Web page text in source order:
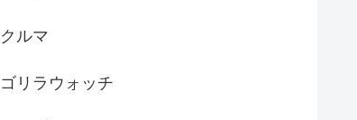
クルマ
ゴリラウォッチ